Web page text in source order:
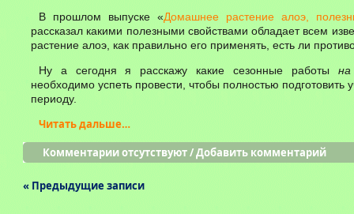
В прошлом выпуске «Домашнее растение алоэ,
рассказал какими полезными свойствами обладает всем
растение алоэ, как правильно его применять, есть ли
Ну а сегодня я расскажу какие сезонные работы
необходимо успеть провести, чтобы полностью подготовить
периоду.
Читать дальше…
Комментарии отсутствуют/Добавить комментарий
« Предыдущие записи